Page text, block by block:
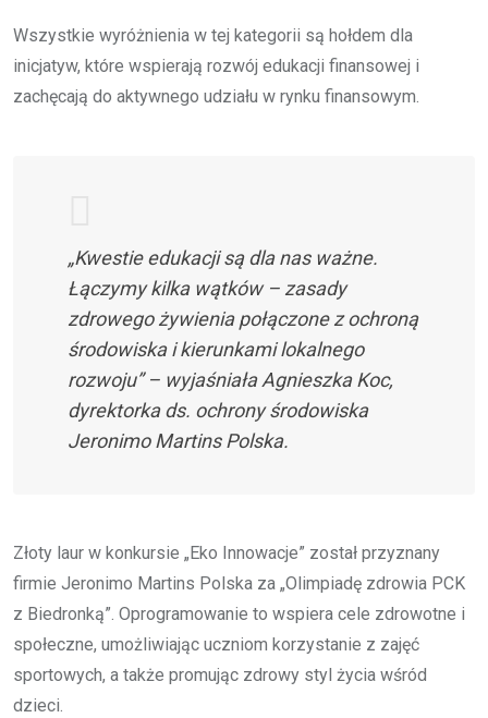
Wszystkie wyróżnienia w tej kategorii są hołdem dla
inicjatyw, które wspierają rozwój edukacji finansowej i
zachęcają do aktywnego udziału w rynku finansowym.
„Kwestie edukacji są dla nas ważne.
Łączymy kilka wątków – zasady
zdrowego żywienia połączone z ochroną
środowiska i kierunkami lokalnego
rozwoju” – wyjaśniała Agnieszka Koc,
dyrektorka ds. ochrony środowiska
Jeronimo Martins Polska.
Złoty laur w konkursie „Eko Innowacje” został przyznany
firmie Jeronimo Martins Polska za „Olimpiadę zdrowia PCK
z Biedronką”. Oprogramowanie to wspiera cele zdrowotne i
społeczne, umożliwiając uczniom korzystanie z zajęć
sportowych, a także promując zdrowy styl życia wśród
dzieci.